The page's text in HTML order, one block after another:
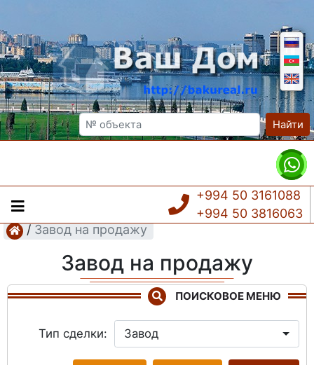
Найти
+994 50 3161088
+994 50 3816063
/ Завод на продажу
Завод на продажу
ПОИСКОВОЕ МЕНЮ
Тип сделки: Завод